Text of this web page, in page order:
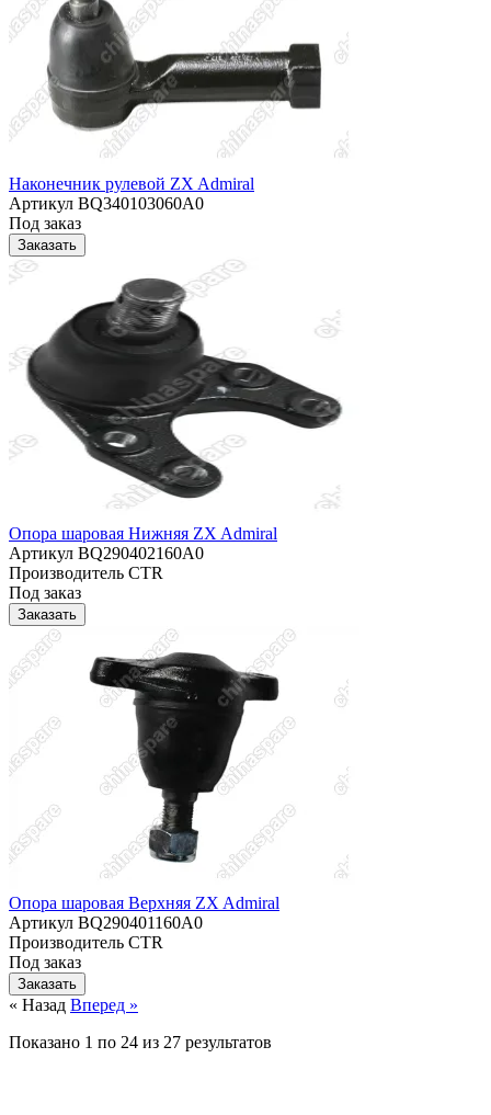
Наконечник рулевой ZX Admiral
Артикул BQ340103060A0
Под заказ
Заказать
Опора шаровая Нижняя ZX Admiral
Артикул BQ290402160A0
Производитель CTR
Под заказ
Заказать
Опора шаровая Верхняя ZX Admiral
Артикул BQ290401160A0
Производитель CTR
Под заказ
Заказать
« Назад Вперед »
Показано 1 по 24 из 27 результатов